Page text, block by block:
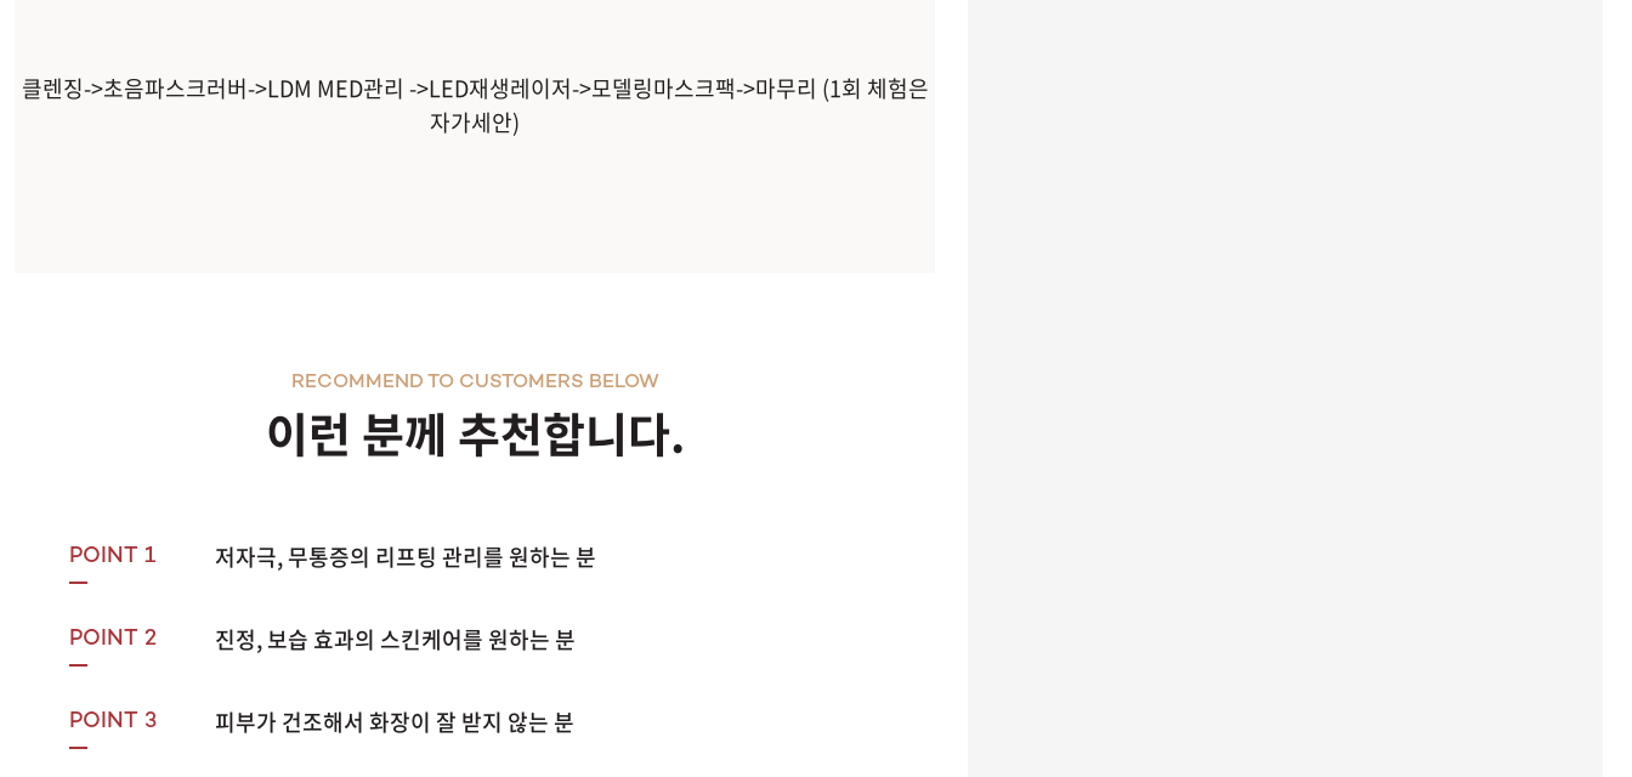
클렌징->초음파스크러버->LDM MED관리 ->LED재생레이저->모델링마스크팩->마무리 (1회 체험은
자가세안)
이런 분께 추천합니다.
RECOMMEND TO CUSTOMERS BELOW
POINT 1 저자극, 무통증의 리프팅 관리를 원하는 분
POINT 2 진정, 보습 효과의 스킨케어를 원하는 분
POINT 3 피부가 건조해서 화장이 잘 받지 않는 분